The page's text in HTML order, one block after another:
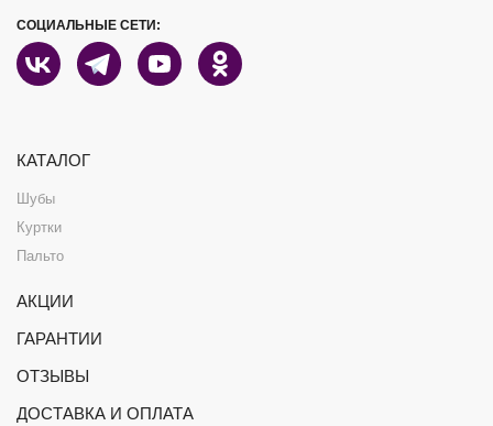
СОЦИАЛЬНЫЕ СЕТИ:
КАТАЛОГ
Шубы
Куртки
Пальто
АКЦИИ
ГАРАНТИИ
ОТЗЫВЫ
ДОСТАВКА И ОПЛАТА